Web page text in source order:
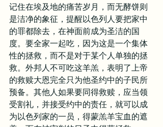
记住在埃及地的痛苦岁月，而无酵饼则
是洁净的象征，提醒以色列人要把家中
的罪都除去，在神面前成为圣洁的国
度。要全家一起吃，因为这是一个集体
性的拯救，而不是对于某个人单独的拯
救。外邦人不可吃这羊羔，表明了上帝
的救赎大恩完全只为他圣约中的子民所
预备。其他人如果要同得救赎，应当领
受割礼，并接受约中的责任，就可以成
为以色列家的一员，得蒙羔羊宝血的遮